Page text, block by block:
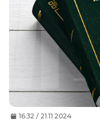
16:32 / 21.11.2024